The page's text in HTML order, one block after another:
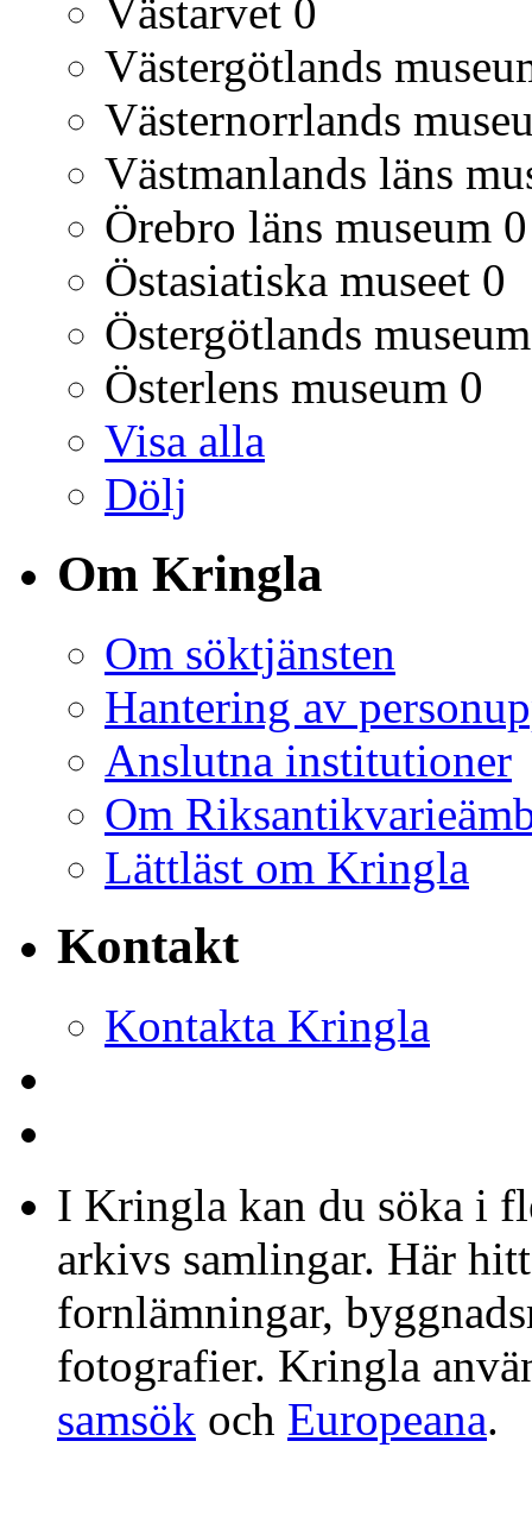
Västarvet 0
Västergötlands
Västernorrlands
Västmanlands läns
Örebro läns museum 0
Östasiatiska museet 0
Östergötlands museum
Österlens museum 0
Visa alla
Dölj
Om Kringla
Om söktjänsten
Hantering av
Anslutna institutioner
Om
Lättläst om Kringla
Kontakt
Kontakta Kringla
I Kringla kan du söka i
arkivs samlingar. Här
fornlämningar,
fotografier. Kringla
samsök och Europeana.